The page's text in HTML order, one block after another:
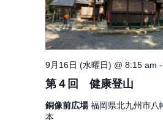
第４回 健康登山
9月16日 (水曜日) @ 8:15 am -
銅像前広場福岡県北九州市八
本